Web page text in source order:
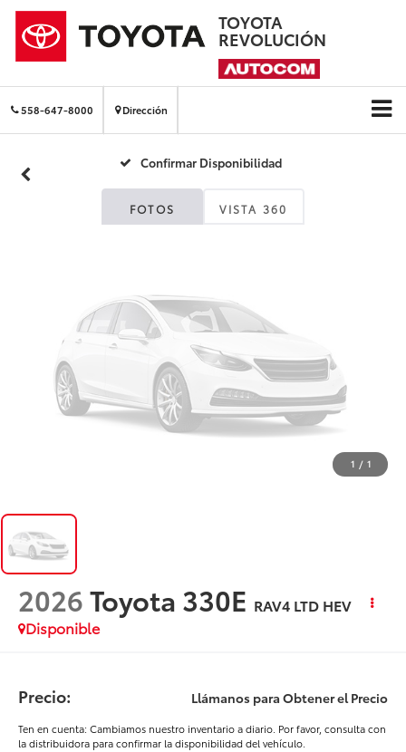
TOYOTA
REVOLUCIÓN
558-647-8000 Dirección
Confirmar Disponibilidad
FOTOS VISTA 360
Fotos No
Disponibles
Por favor, revise luego
1 / 1
2026Toyota 330E RAV4 LTD HEV
Disponible
Precio: Llámanos para Obtener el Precio
Ten en cuenta: Cambiamos nuestro inventario a diario. Por favor, consulta con
la distribuidora para confirmar la disponibilidad del vehículo.